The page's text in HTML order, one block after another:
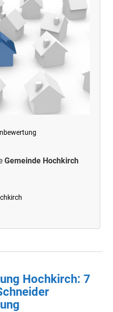
Gemeinde Hochkirch
Hochkirch: 7